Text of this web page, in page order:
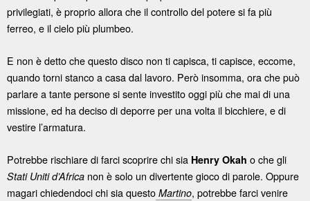
privilegiati, è proprio allora che il controllo del potere si fa più
ferreo, e il cielo più plumbeo.
E non è detto che questo disco non ti capisca, ti capisce, eccome,
quando torni stanco a casa dal lavoro. Però insomma, ora che può
parlare a tante persone si sente investito oggi più che mai di una
missione, ed ha deciso di deporre per una volta il bicchiere, e di
vestire l’armatura.
Potrebbe rischiare di farci scoprire chi sia Henry Okah o che gli
Stati Uniti d’Africa non è solo un divertente gioco di parole. Oppure
magari chiedendoci chi sia questo Martino, potrebbe farci venire